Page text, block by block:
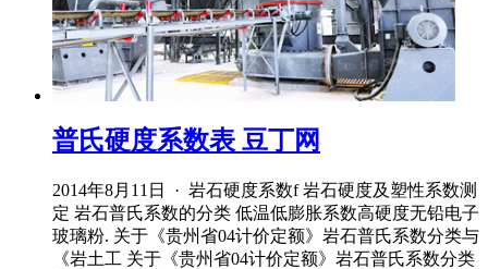
普氏硬度系数表 豆丁网
2014年8月11日 · 岩石硬度系数f 岩石硬度及塑性系数测
定 岩石普氏系数的分类 低温低膨胀系数高硬度无铅电子
玻璃粉. 关于《贵州省04计价定额》岩石普氏系数分类与
《岩土工 关于《贵州省04计价定额》岩石普氏系数分类